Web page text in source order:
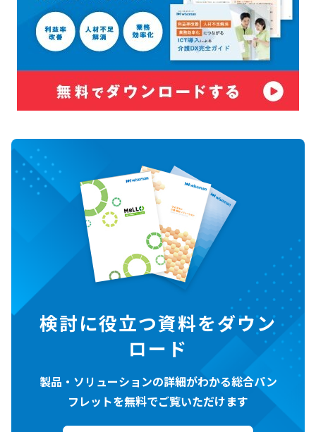
検討に役立つ資料をダウン
ロード
製品・ソリューションの詳細がわかる総合パン
フレットを無料でご覧いただけます